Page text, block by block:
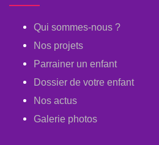
Qui sommes-nous ?
Nos projets
Parrainer un enfant
Dossier de votre enfant
Nos actus
Galerie photos